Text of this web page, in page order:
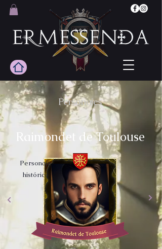
Personajes
Raimondet de Toulouse
Personaje
histórico